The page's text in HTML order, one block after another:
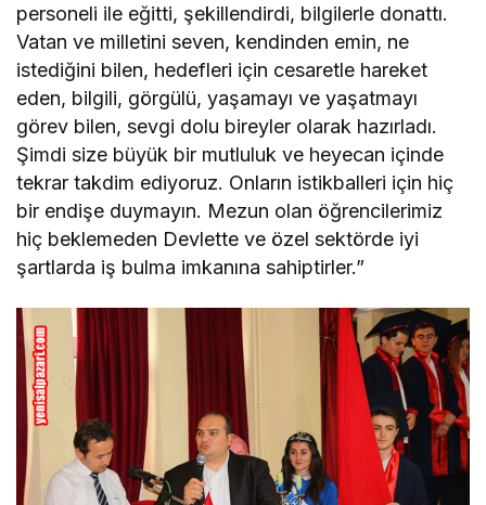
personeli ile eğitti, şekillendirdi, bilgilerle donattı.
Vatan ve milletini seven, kendinden emin, ne
istediğini bilen, hedefleri için cesaretle hareket
eden, bilgili, görgülü, yaşamayı ve yaşatmayı
görev bilen, sevgi dolu bireyler olarak hazırladı.
Şimdi size büyük bir mutluluk ve heyecan içinde
tekrar takdim ediyoruz. Onların istikballeri için hiç
bir endişe duymayın. Mezun olan öğrencilerimiz
hiç beklemeden Devlette ve özel sektörde iyi
şartlarda iş bulma imkanına sahiptirler.”